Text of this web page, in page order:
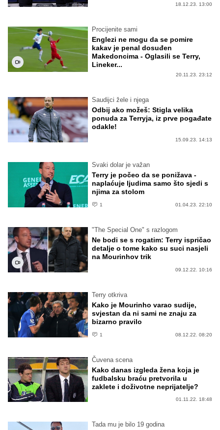
18.12.23. 13:00
Procijenite sami
Englezi ne mogu da se pomire
kakav je penal dosuđen
Makedoncima - Oglasili se Terry,
Lineker...
20.11.23. 23:12
Saudijci žele i njega
Odbij ako možeš: Stigla velika
ponuda za Terryja, iz prve pogađate
odakle!
15.09.23. 14:13
Svaki dolar je važan
Terry je počeo da se ponižava -
naplaćuje ljudima samo što sjedi s
njima za stolom
1 01.04.23. 22:10
"The Special One" s razlogom
Ne bodi se s rogatim: Terry ispričao
detalje o tome kako su suci nasjeli
na Mourinhov trik
09.12.22. 10:16
Terry otkriva
Kako je Mourinho varao sudije,
svjestan da ni sami ne znaju za
bizarno pravilo
1 08.12.22. 08:20
Čuvena scena
Kako danas izgleda žena koja je
fudbalsku braću pretvorila u
zaklete i doživotne neprijatelje?
01.11.22. 18:48
Tada mu je bilo 19 godina